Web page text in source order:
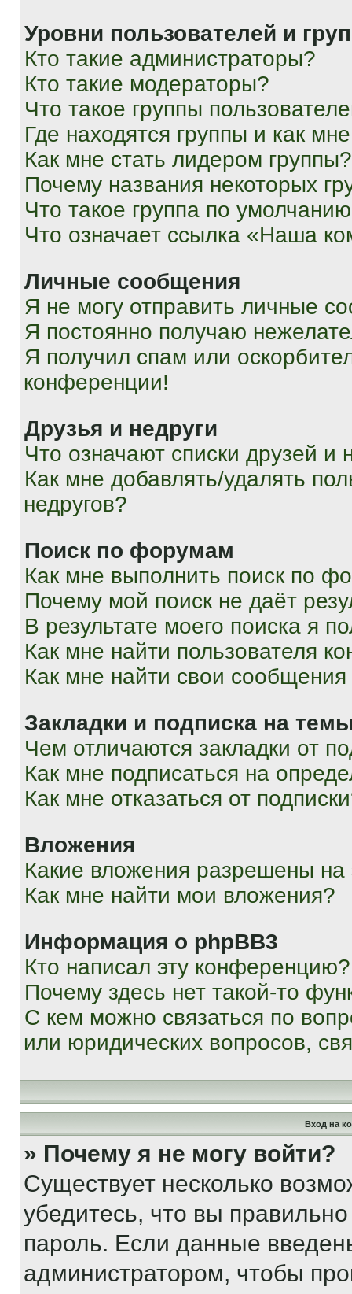
Уровни пользователей и
Кто такие администраторы?
Кто такие модераторы?
Что такое группы
Где находятся группы и как
Как мне стать лидером группы?
Почему названия некоторых
Что такое группа по
Что означает ссылка «Наша
Личные сообщения
Я не могу отправить личные
Я постоянно получаю
Я получил спам или
конференции!
Друзья и недруги
Что означают списки друзей и
Как мне добавлять/удалять
недругов?
Поиск по форумам
Как мне выполнить поиск по
Почему мой поиск не даёт
В результате моего поиска я
Как мне найти пользователя
Как мне найти свои
Закладки и подписка на
Чем отличаются закладки от
Как мне подписаться на
Как мне отказаться от
Вложения
Какие вложения разрешены
Как мне найти мои вложения?
Информация о phpBB3
Кто написал эту конференцию?
Почему здесь нет такой-то
С кем можно связаться по
или юридических вопросов,
Вход на
» Почему я не могу войти?
Существует несколько
убедитесь, что вы
пароль. Если данные
администратором, чтобы